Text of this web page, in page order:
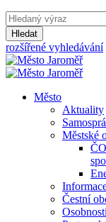
Hledat
rozšířené vyhledávání
Město
Aktuality
Městské
Čestní